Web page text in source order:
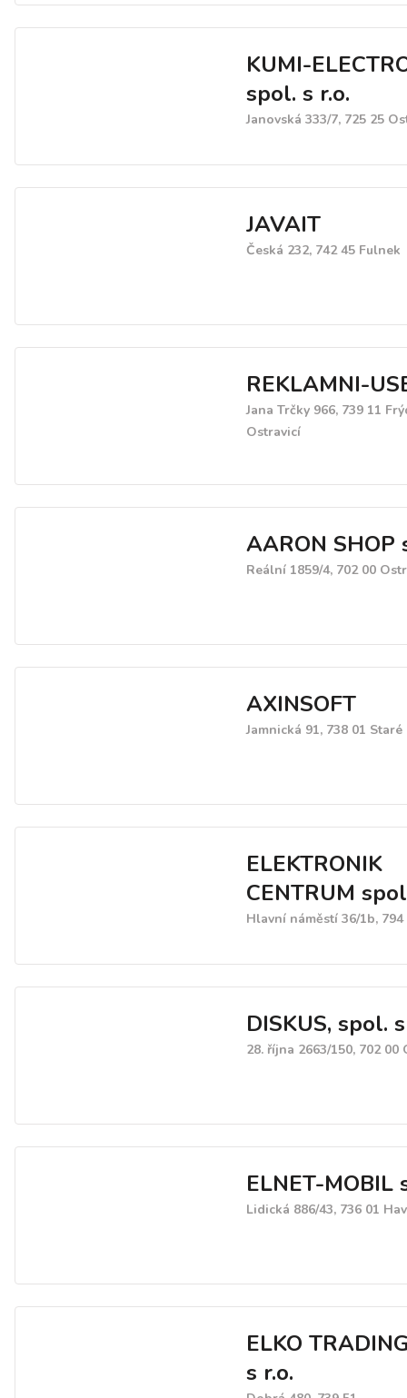
KUMI-
spol. s r.o.
Janovská 333/7, 725 25
JAVAIT
Česká 232, 742 45 Fulnek
REKLAMNI-
Jana Trčky 966, 739 11
Ostravicí
AARON SHOP
Reální 1859/4, 702 00
AXINSOFT
Jamnická 91, 738 01
ELEKTRONIK
CENTRUM
Hlavní náměstí 36/1b,
DISKUS, spol.
28. října 2663/150, 702 00
ELNET-MOBIL
Lidická 886/43, 736 01
ELKO
s r.o.